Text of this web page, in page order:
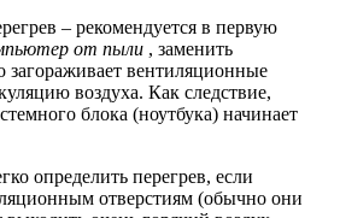
– рекомендуется в первую
от пыли , заменить
загораживает вентиляционные
воздуха. Как следствие,
блока (ноутбука) начинает
определить перегрев, если
отверстиям (обычно они